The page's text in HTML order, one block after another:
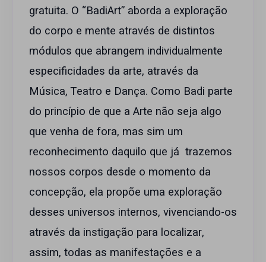
gratuita. O “BadiArt” aborda a exploração
do corpo e mente através de distintos
módulos que abrangem individualmente
especificidades da arte, através da
Música, Teatro e Dança. Como Badi parte
do princípio de que a Arte não seja algo
que venha de fora, mas sim um
reconhecimento daquilo que já trazemos
nossos corpos desde o momento da
concepção, ela propõe uma exploração
desses universos internos, vivenciando-os
através da instigação para localizar,
assim, todas as manifestações e a